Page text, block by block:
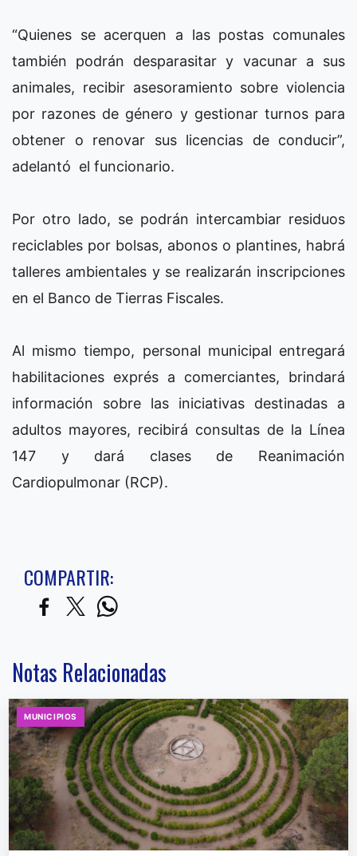
“Quienes se acerquen a las postas comunales
también podrán desparasitar y vacunar a sus
animales, recibir asesoramiento sobre violencia
por razones de género y gestionar turnos para
obtener o renovar sus licencias de conducir”,
adelantó el funcionario.
Por otro lado, se podrán intercambiar residuos
reciclables por bolsas, abonos o plantines, habrá
talleres ambientales y se realizarán inscripciones
en el Banco de Tierras Fiscales.
Al mismo tiempo, personal municipal entregará
habilitaciones exprés a comerciantes, brindará
información sobre las iniciativas destinadas a
adultos mayores, recibirá consultas de la Línea
147 y dará clases de Reanimación
Cardiopulmonar (RCP).
COMPARTIR:
Notas Relacionadas
MUNICIPIOS